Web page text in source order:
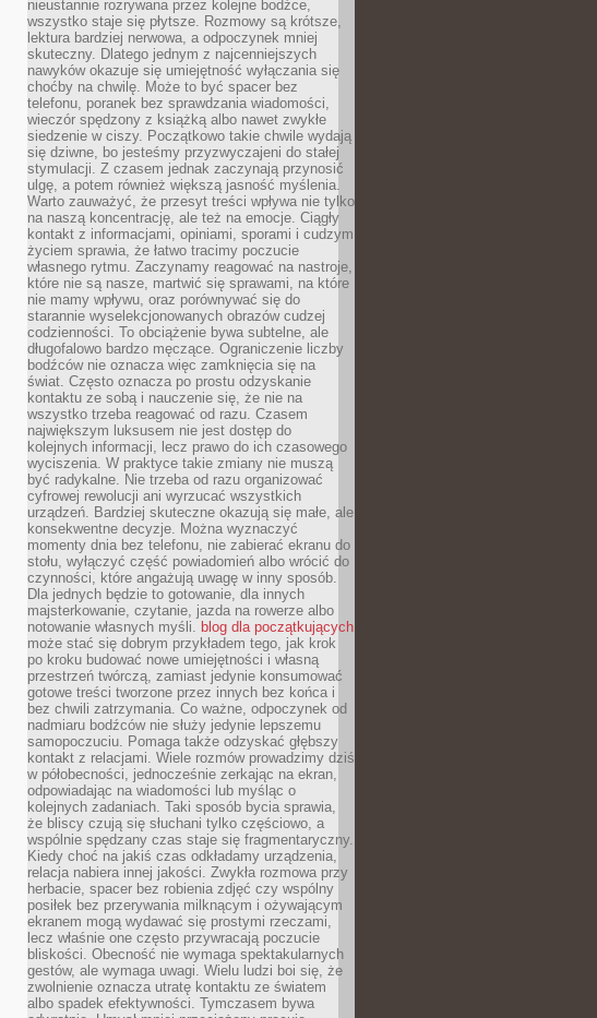
nieustannie rozrywana przez kolejne bodźce,
wszystko staje się płytsze. Rozmowy są krótsze,
lektura bardziej nerwowa, a odpoczynek mniej
skuteczny. Dlatego jednym z najcenniejszych
nawyków okazuje się umiejętność wyłączania się
choćby na chwilę. Może to być spacer bez
telefonu, poranek bez sprawdzania wiadomości,
wieczór spędzony z książką albo nawet zwykłe
siedzenie w ciszy. Początkowo takie chwile wydają
się dziwne, bo jesteśmy przyzwyczajeni do stałej
stymulacji. Z czasem jednak zaczynają przynosić
ulgę, a potem również większą jasność myślenia.
Warto zauważyć, że przesyt treści wpływa nie tylko
na naszą koncentrację, ale też na emocje. Ciągły
kontakt z informacjami, opiniami, sporami i cudzym
życiem sprawia, że łatwo tracimy poczucie
własnego rytmu. Zaczynamy reagować na nastroje,
które nie są nasze, martwić się sprawami, na które
nie mamy wpływu, oraz porównywać się do
starannie wyselekcjonowanych obrazów cudzej
codzienności. To obciążenie bywa subtelne, ale
długofalowo bardzo męczące. Ograniczenie liczby
bodźców nie oznacza więc zamknięcia się na
świat. Często oznacza po prostu odzyskanie
kontaktu ze sobą i nauczenie się, że nie na
wszystko trzeba reagować od razu. Czasem
największym luksusem nie jest dostęp do
kolejnych informacji, lecz prawo do ich czasowego
wyciszenia. W praktyce takie zmiany nie muszą
być radykalne. Nie trzeba od razu organizować
cyfrowej rewolucji ani wyrzucać wszystkich
urządzeń. Bardziej skuteczne okazują się małe, ale
konsekwentne decyzje. Można wyznaczyć
momenty dnia bez telefonu, nie zabierać ekranu do
stołu, wyłączyć część powiadomień albo wrócić do
czynności, które angażują uwagę w inny sposób.
Dla jednych będzie to gotowanie, dla innych
majsterkowanie, czytanie, jazda na rowerze albo
notowanie własnych myśli. blog dla początkujących
może stać się dobrym przykładem tego, jak krok
po kroku budować nowe umiejętności i własną
przestrzeń twórczą, zamiast jedynie konsumować
gotowe treści tworzone przez innych bez końca i
bez chwili zatrzymania. Co ważne, odpoczynek od
nadmiaru bodźców nie służy jedynie lepszemu
samopoczuciu. Pomaga także odzyskać głębszy
kontakt z relacjami. Wiele rozmów prowadzimy dziś
w półobecności, jednocześnie zerkając na ekran,
odpowiadając na wiadomości lub myśląc o
kolejnych zadaniach. Taki sposób bycia sprawia,
że bliscy czują się słuchani tylko częściowo, a
wspólnie spędzany czas staje się fragmentaryczny.
Kiedy choć na jakiś czas odkładamy urządzenia,
relacja nabiera innej jakości. Zwykła rozmowa przy
herbacie, spacer bez robienia zdjęć czy wspólny
posiłek bez przerywania milknącym i ożywającym
ekranem mogą wydawać się prostymi rzeczami,
lecz właśnie one często przywracają poczucie
bliskości. Obecność nie wymaga spektakularnych
gestów, ale wymaga uwagi. Wielu ludzi boi się, że
zwolnienie oznacza utratę kontaktu ze światem
albo spadek efektywności. Tymczasem bywa